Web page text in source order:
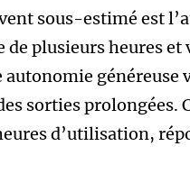
sous-estimé est
plusieurs heures et
autonomie
sorties
d’utilisation,